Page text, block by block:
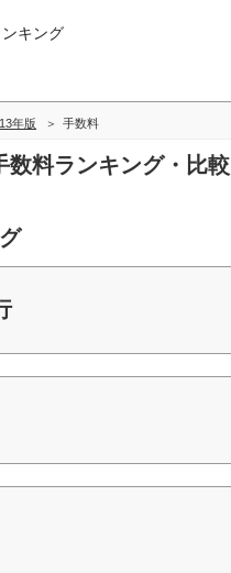
キング
年版 手数料
数料ランキング・比較